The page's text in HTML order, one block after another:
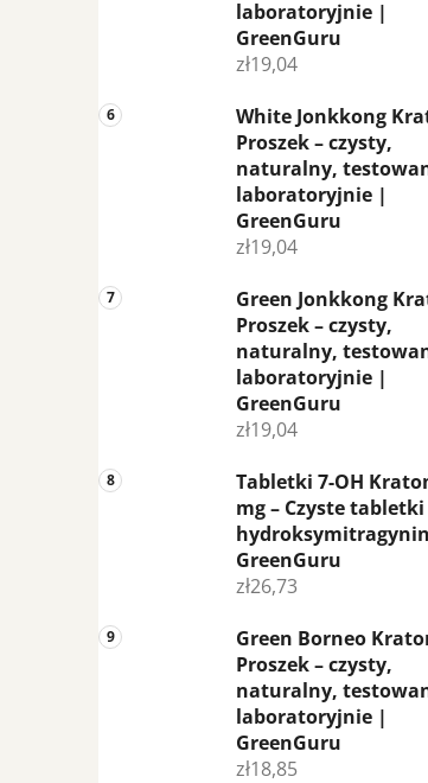
laboratoryjnie |
GreenGuru
zł19,04
White Jonkkong
Proszek – czysty,
naturalny,
laboratoryjnie |
GreenGuru
zł19,04
Green Jonkkong
Proszek – czysty,
naturalny,
laboratoryjnie |
GreenGuru
zł19,04
Tabletki 7-OH
mg – Czyste tabletki
GreenGuru
zł26,73
Green Borneo
Proszek – czysty,
naturalny,
laboratoryjnie |
GreenGuru
zł18,85